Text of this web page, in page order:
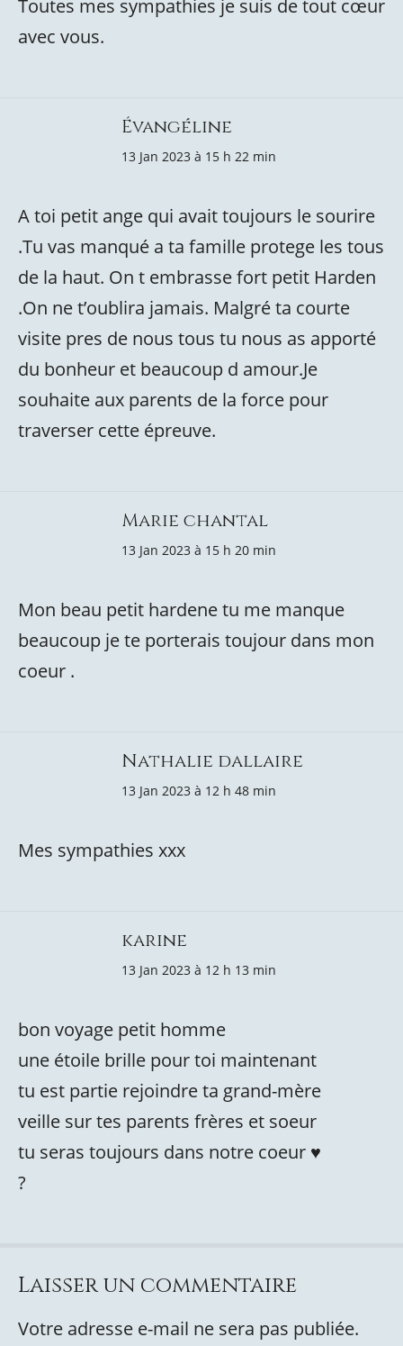
Toutes mes sympathies je suis de tout cœur
avec vous.
Évangéline
13 Jan 2023 à 15 h 22 min
A toi petit ange qui avait toujours le sourire
.Tu vas manqué a ta famille protege les tous
de la haut. On t embrasse fort petit Harden
.On ne t’oublira jamais. Malgré ta courte
visite pres de nous tous tu nous as apporté
du bonheur et beaucoup d amour.Je
souhaite aux parents de la force pour
traverser cette épreuve.
Marie chantal
13 Jan 2023 à 15 h 20 min
Mon beau petit hardene tu me manque
beaucoup je te porterais toujour dans mon
coeur .
Nathalie dallaire
13 Jan 2023 à 12 h 48 min
Mes sympathies xxx
karine
13 Jan 2023 à 12 h 13 min
bon voyage petit homme
une étoile brille pour toi maintenant
tu est partie rejoindre ta grand-mère
veille sur tes parents frères et soeur
tu seras toujours dans notre coeur ♥️
?️
Laisser un commentaire
Votre adresse e-mail ne sera pas publiée.